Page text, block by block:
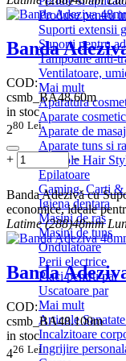
Produse pentru
Suporti extensii
Suporti pentru
Tampoane anti-
Ventilatoare,
Mai mult
Aparatura
Aparate
Aparate de masaj
Aparate tuns si
Articole Hair
Epilatoare
Gaming, Carti
Igiena dentara
Masini de ras
Masini de tuns
Ondulatoare
Perii electrice
Placi pentru par
Uscatoare par
Mai mult
Articole
Incalzitoare
Ingrijire
Banda
COD:
csmb_BA48.60m
in stoc
280 Lei
+ −
Banda Adezivă cu
economice, ideale
Latime (288)48mm
Banda
COD:
csmb_BA48.100m
in stoc
426 Lei